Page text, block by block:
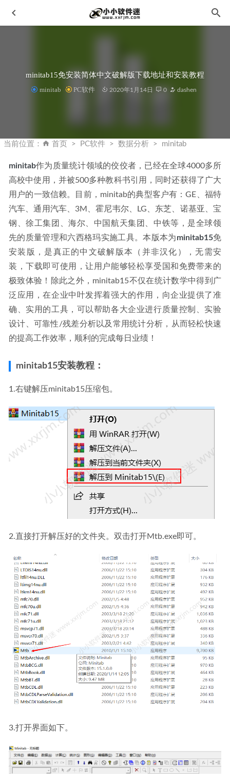
minitab15免安装简体中文破解版下载地址和安装教程
minitab PC软件 2020年1月14日 0 dashen
当前位置： 首页 PC软件 数据分析 minitab
minitab作为质量统计领域的佼佼者，已经在全球4000多所
高校中使用，并被500多种教科书引用，同时还获得了广大
用户的一致信赖。目前，minitab的典型客户有：GE、福特
汽车、通用汽车、3M、霍尼韦尔、LG、东芝、诺基亚、宝
钢、徐工集团、海尔、中国航天集团、中铁等，是全球领
先的质量管理和六西格玛实施工具。本版本为minitab15免
安装版，是真正的中文破解版本（并非汉化），无需安
装，下载即可使用，让用户能够轻松享受国和免费带来的
极致体验！除此之外，minitab15不仅在统计数学中得到广
泛应用，在企业中叶发挥着强大的作用，向企业提供了准
确、实用的工具，可以帮助各大企业进行质量控制、实验
设计、可靠性/残差分析以及常用统计分析，从而轻松快速
的提高工作效率，顺利的完成每日业绩！
minitab15安装教程：
1.右键解压minitab15压缩包。
2.直接打开解压好的文件夹。双击打开Mtb.exe即可。
3.打开界面如下。
09-19
IObit Uninstaller PRO v15.1.0.1 中文破解版 2024-06-21
一键批量相机渲染 2023-01-25
ON1 Effects 2023 v17.1.0.13508中文修正破解版-智能照片风
格美化工具 2023-02-21